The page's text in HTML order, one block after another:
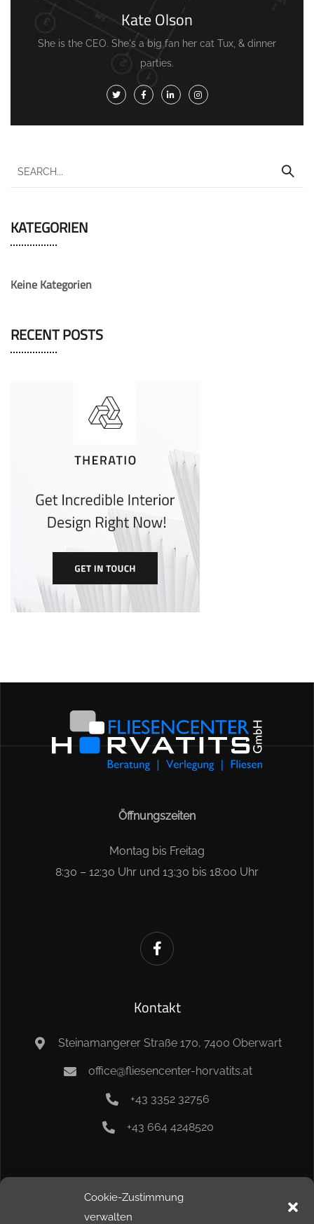
Cookie-Zustimmung
verwalten
Kate Olson
She is the CEO. She's a big fan her cat Tux, & dinner
parties.
KATEGORIEN
Keine Kategorien
RECENT POSTS
Öffnungszeiten
Montag bis Freitag
8:30 – 12:30 Uhr und 13:30 bis 18:00 Uhr
Kontakt
Steinamangerer Straße 170, 7400 Oberwart
office@fliesencenter-horvatits.at
+43 3352 32756
+43 664 4248520
Info